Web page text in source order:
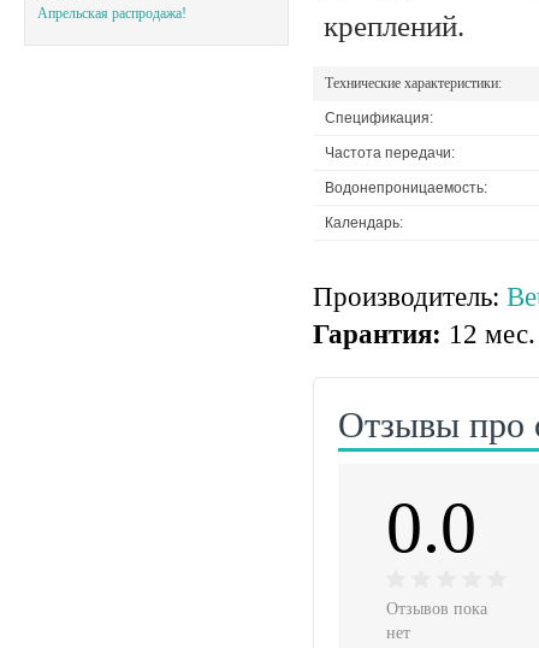
Апрельская распродажа!
креплений.
Технические характеристики:
Спецификация:
Частота передачи:
Водонепроницаемость:
Календарь:
Производитель:
Гарантия: 12 мес.
Отзывы про
0.0
Отзывов пока
нет